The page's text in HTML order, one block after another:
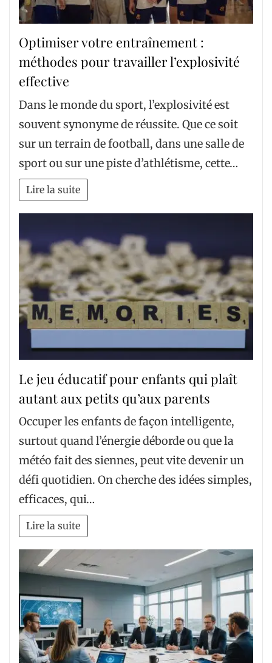
Optimiser votre entraînement :
méthodes pour travailler l’explosivité
effective
Dans le monde du sport, l’explosivité est
souvent synonyme de réussite. Que ce soit
sur un terrain de football, dans une salle de
sport ou sur une piste d’athlétisme, cette…
Lire la suite
Le jeu éducatif pour enfants qui plaît
autant aux petits qu’aux parents
Occuper les enfants de façon intelligente,
surtout quand l’énergie déborde ou que la
météo fait des siennes, peut vite devenir un
défi quotidien. On cherche des idées simples,
efficaces, qui…
Lire la suite